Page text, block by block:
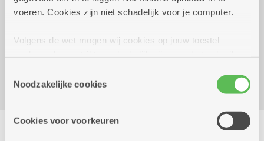
voeren. Cookies zijn niet schadelijk voor je computer.
Volgens de wet mogen wij cookies op jouw toestel
cookies hebben we jouw toestemming nodig. Sommige
cookies worden geplaatst door derde partijen die een
informatie over jouw (geanonimiseerd) gebruik van onze
Noodzakelijke cookies
Cookies voor voorkeuren
Dienstencentrum Arena
Gabriel Vervoortstraat 2
Delen